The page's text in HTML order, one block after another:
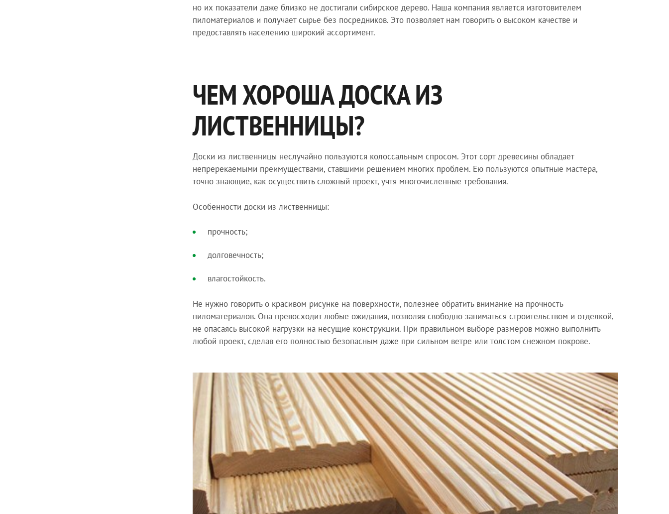
но их показатели даже близко не достигали сибирское дерево. Наша компания является изготовителем
пиломатериалов и получает сырье без посредников. Это позволяет нам говорить о высоком качестве и
предоставлять населению широкий ассортимент.
ЧЕМ ХОРОША ДОСКА ИЗ
ЛИСТВЕННИЦЫ?
Доски из лиственницы неслучайно пользуются колоссальным спросом. Этот сорт древесины обладает
непререкаемыми преимуществами, ставшими решением многих проблем. Ею пользуются опытные мастера,
точно знающие, как осуществить сложный проект, учтя многочисленные требования.
Особенности доски из лиственницы:
прочность;
долговечность;
влагостойкость.
Не нужно говорить о красивом рисунке на поверхности, полезнее обратить внимание на прочность
пиломатериалов. Она превосходит любые ожидания, позволяя свободно заниматься строительством и отделкой,
не опасаясь высокой нагрузки на несущие конструкции. При правильном выборе размеров можно выполнить
любой проект, сделав его полностью безопасным даже при сильном ветре или толстом снежном покрове.